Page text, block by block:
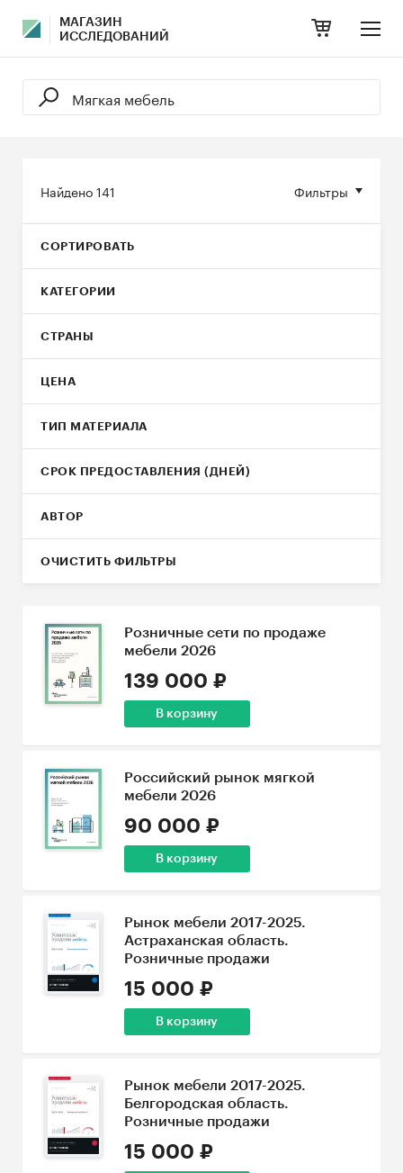
МАГАЗИН
ИССЛЕДОВАНИЙ
Фильтры
Найдено141
СОРТИРОВАТЬ
КАТЕГОРИИ
СТРАНЫ
ЦЕНА
ТИП МАТЕРИАЛА
СРОК ПРЕДОСТАВЛЕНИЯ (ДНЕЙ)
АВТОР
ОЧИСТИТЬ ФИЛЬТРЫ
Розничные сети по продаже
мебели 2026
139 000 ₽
В корзину
Российский рынок мягкой
мебели 2026
90 000 ₽
В корзину
Рынок мебели 2017-2025.
Астраханская область.
Розничные продажи
15 000 ₽
В корзину
Рынок мебели 2017-2025.
Белгородская область.
Розничные продажи
15 000 ₽